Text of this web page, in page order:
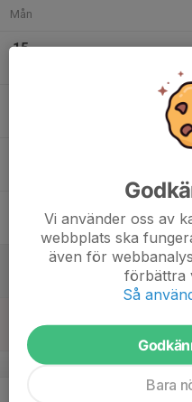
Mån
15
Sön
Vi använder oss av
webbplats ska
även för
förbättra
Så
Bara